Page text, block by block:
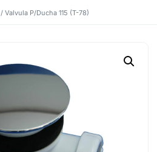
/ Valvula P/Ducha 115 (T-78)